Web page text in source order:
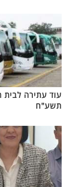
עוד עתירה
תשע"ח